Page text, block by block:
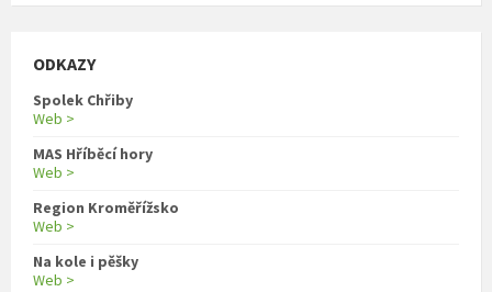
ODKAZY
Spolek Chřiby
Web >
MAS Hříběcí hory
Web >
Region Kroměřížsko
Web >
Na kole i pěšky
Web >